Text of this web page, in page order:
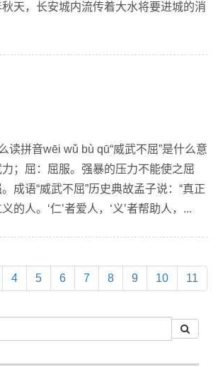
天，长安城内流传着大水将要进城的消
读拼音wēi wǔ bù qū“威武不屈”是什么意
；屈：屈服。强暴的压力不能使之屈
成语“威武不屈”历史典故孟子说：“真正
的人。‘仁’者爱人，‘义’者帮助人，...
4 5 6 7 8 9 10 11